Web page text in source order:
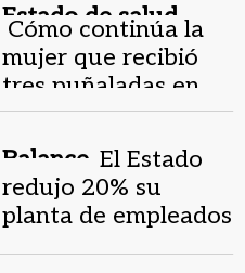
Estado de salud.
Cómo continúa la
mujer que recibió
tres puñaladas en
barrio La Estación
Balance. El Estado
redujo 20% su
planta de empleados